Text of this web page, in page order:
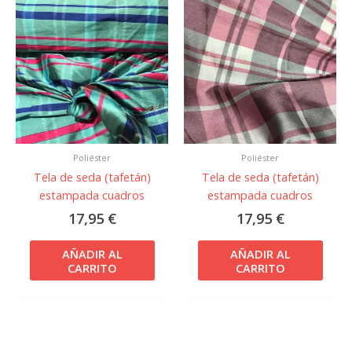
Poliéster
Tela de seda (tafetán)
estampada cuadros
17,95 €
AÑADIR AL
CARRITO
Poliéster
Tela de seda (tafetán)
estampada cuadros
17,95 €
AÑADIR AL
CARRITO